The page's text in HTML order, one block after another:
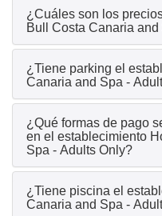
¿Cuáles son los
Bull Costa Canaria
¿Tiene parking el
Canaria and Spa -
¿Qué formas de pago
en el establecimiento
Spa - Adults Only?
¿Tiene piscina el
Canaria and Spa -